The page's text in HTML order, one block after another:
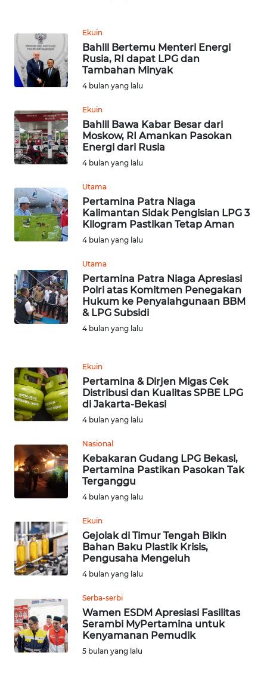
Ekuin
Bahlil Bertemu Menteri Energi
Rusia, RI dapat LPG dan
Tambahan Minyak
4 bulan yang lalu
Ekuin
Bahlil Bawa Kabar Besar dari
Moskow, RI Amankan Pasokan
Energi dari Rusia
4 bulan yang lalu
Utama
Pertamina Patra Niaga
Kalimantan Sidak Pengisian LPG 3
Kilogram Pastikan Tetap Aman
4 bulan yang lalu
Utama
Pertamina Patra Niaga Apresiasi
Polri atas Komitmen Penegakan
Hukum ke Penyalahgunaan BBM
& LPG Subsidi
4 bulan yang lalu
Ekuin
Pertamina & Dirjen Migas Cek
Distribusi dan Kualitas SPBE LPG
di Jakarta-Bekasi
4 bulan yang lalu
Nasional
Kebakaran Gudang LPG Bekasi,
Pertamina Pastikan Pasokan Tak
Terganggu
4 bulan yang lalu
Ekuin
Gejolak di Timur Tengah Bikin
Bahan Baku Plastik Krisis,
Pengusaha Mengeluh
4 bulan yang lalu
Serba-serbi
Wamen ESDM Apresiasi Fasilitas
Serambi MyPertamina untuk
Kenyamanan Pemudik
5 bulan yang lalu
WN
NTB
SULTENG
WN
SULBAR
BABEL
WN
SUMBAR
WN
SUMSEL
WN
LAMPUNG
WN
JATENG
WN
NUSANTARA
WN
WN
JATIM
WN
KALBAR